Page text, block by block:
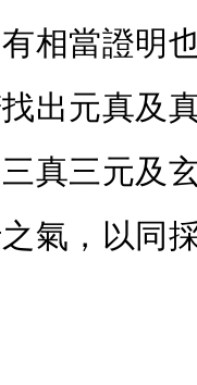
相當證明
出元真及
真三元及
氣，以同